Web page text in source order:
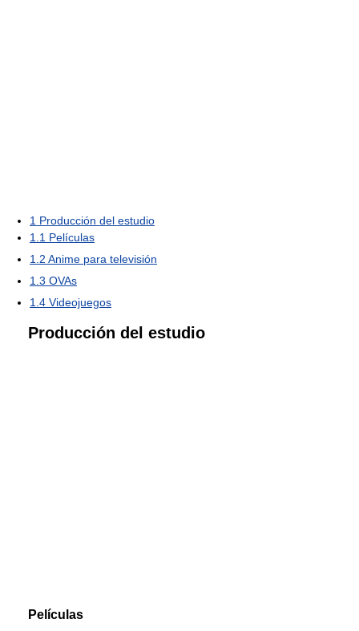
1 Producción del estudio
1.1 Películas
1.2 Anime para televisión
1.3 OVAs
1.4 Videojuegos
Producción del estudio
Películas